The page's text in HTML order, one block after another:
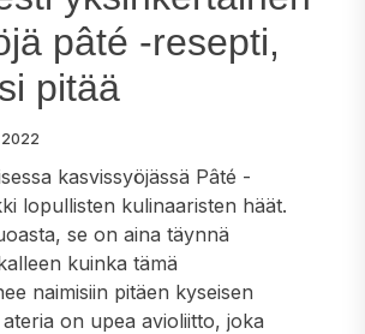
pâté -resepti,
pitää
kasvissyöjässä Pâté -
lopullisten kulinaaristen häät.
se on aina täynnä
kuinka tämä
naimisiin pitäen kyseisen
on upea avioliitto, joka